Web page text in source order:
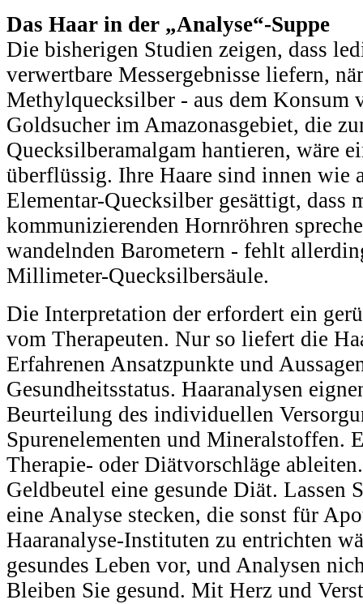
Das Haar in der „Analyse“-Suppe
Die bisherigen Studien zeigen, dass
verwertbare Messergebnisse liefern,
Methylquecksilber - aus dem Konsum
Goldsucher im Amazonasgebiet, die
Quecksilberamalgam hantieren, wäre
überflüssig. Ihre Haare sind innen wie
Elementar-Quecksilber gesättigt, dass
kommunizierenden Hornröhren
wandelnden Barometern - fehlt
Millimeter-Quecksilbersäule.
Die Interpretation der erfordert ein
vom Therapeuten. Nur so liefert die
Erfahrenen Ansatzpunkte und
Gesundheitsstatus. Haaranalysen
Beurteilung des individuellen
Spurenelementen und Mineralstoffen.
Therapie- oder Diätvorschläge
Geldbeutel eine gesunde Diät. Lassen
eine Analyse stecken, die sonst für
Haaranalyse-Instituten zu entrichten
gesundes Leben vor, und Analysen
Bleiben Sie gesund. Mit Herz und